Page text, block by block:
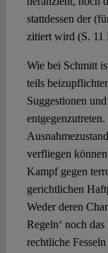
stattdessen der
zitiert wird (S. 11
Wie bei Schmitt
teils
Suggestionen
verfliegen
Kampf gegen
gerichtlichen
Weder deren
Regeln‘ noch
rechtliche